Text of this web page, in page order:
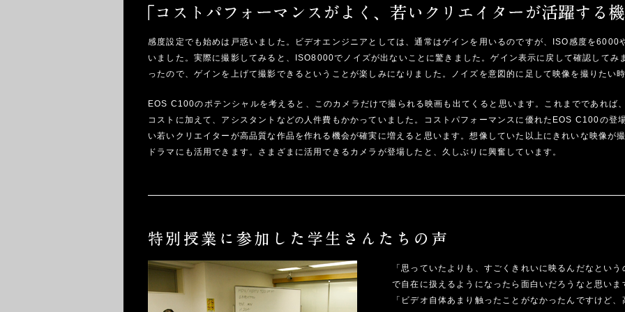
感度設定でも始めは戸惑いました。ビデオエンジニアとしては、通常はゲインを用いるのですが、ISO感度を
いました。実際に撮影してみると、ISO8000でノイズが出ないことに驚きました。ゲイン表示に戻して確認して
ったので、ゲインを上げて撮影できるということが楽しみになりました。ノイズを意図的に足して映像を撮りたい
EOS C100のポテンシャルを考えると、このカメラだけで撮られる映画も出てくると思います。これまでであれば
コストに加えて、アシスタントなどの人件費もかかっていました。コストパフォーマンスに優れたEOS C100の登
い若いクリエイターが高品質な作品を作れる機会が確実に増えると思います。想像していた以上にきれいな映像が
ドラマにも活用できます。さまざまに活用できるカメラが登場したと、久しぶりに興奮しています。
「思っていたよりも、すごくきれいに映るんだなとい
で自在に扱えるようになったら面白いだろうなと思いま
「ビデオ自体あまり触ったことがなかったんですけど